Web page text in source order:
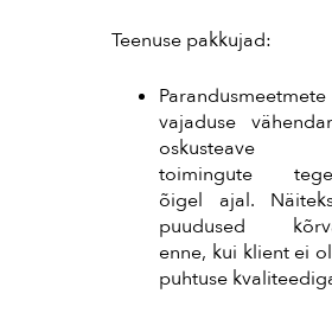
Teenuse pakkujad:
Parandusmeetmete
vajaduse
oskusteave
toimingute
õigel ajal.
puudused
enne, kui klient ei
puhtuse